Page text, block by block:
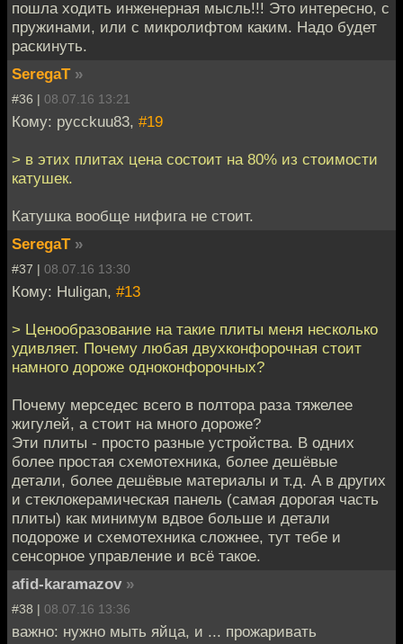
пошла ходить инженерная мысль!!! Это интересно, с
пружинами, или с микролифтом каким. Надо будет
раскинуть.
SeregaT »
#36 | 08.07.16 13:21
Кому: pycckuu83, #19
> в этих плитах цена состоит на 80% из стоимости
катушек.
Катушка вообще нифига не стоит.
SeregaT »
#37 | 08.07.16 13:30
Кому: Huligan, #13
> Ценообразование на такие плиты меня несколько
удивляет. Почему любая двухконфорочная стоит
намного дороже одноконфорочных?
Почему мерседес всего в полтора раза тяжелее
жигулей, а стоит на много дороже?
Эти плиты - просто разные устройства. В одних
более простая схемотехника, более дешёвые
детали, более дешёвые материалы и т.д. А в других
и стеклокерамическая панель (самая дорогая часть
плиты) как минимум вдвое больше и детали
подороже и схемотехника сложнее, тут тебе и
сенсорное управление и всё такое.
afid-karamazov »
#38 | 08.07.16 13:36
важно: нужно мыть яйца, и ... прожаривать